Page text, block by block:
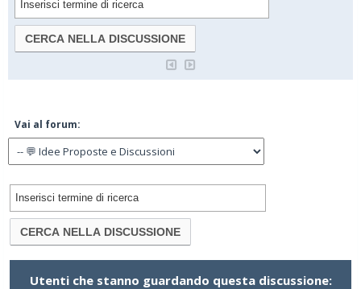
Vai al forum:
Utenti che stanno guardando questa discussione: